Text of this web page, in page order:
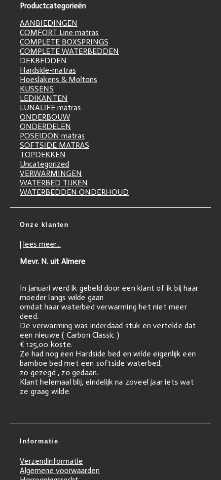
Productcategorieën
AANBIEDINGEN
COMFORT Line matras
COMPLETE BOXSPRINGS
COMPLETE WATERBEDDEN
DEKBEDDEN
Hardside-matras
Hoeslakens & Moltons
KUSSENS
LEDIKANTEN
LUNALIFE matras
ONDERBOUW
ONDERDELEN
POSEIDON matras
SOFTSIDE MATRAS
TOPDEKKEN
Uncategorized
VERWARMINGEN
WATERBED TIJKEN
WATERBEDDEN ONDERHOUD
Onze klanten
| lees meer...
Mevr. N. uit Almere
In januari werd ik gebeld door een klant of ik bij haar
moeder langs wilde gaan
omdat haar waterbed verwarming het niet meer
deed.
De verwarming was inderdaad stuk en vertelde dat
een nieuwe ( Carbon Classic )
€ 125,00 koste.
Ze had nog een Hardside bed en wilde eigenlijk een
bamboe bed met een softside waterbed,
zo gezegd , zo gedaan.
Klant helemaal blij, eindelijk na zoveel jaar iets wat
ze graag wilde.
Informatie
Verzendinformatie
Algemene voorwaarden